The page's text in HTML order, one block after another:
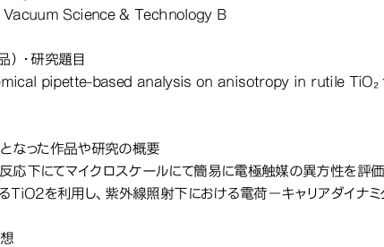
Science & Technology B
）・研究題目
pipette-based analysis on anisotropy in rutile
なった作品や研究の概要
応下にてマイクロスケールにて簡易に電極触媒の異方性を評
TiO2を利用し、紫外線照射下における電荷－キャリアダイナミ